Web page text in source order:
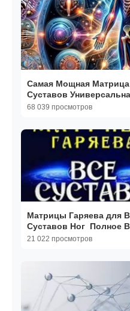
Самая Мощная Матрица
Суставов
68 039 просмотров
Матрицы Гаряева для
Суставов Ног ️ Полное
Звуком
21 022 просмотров